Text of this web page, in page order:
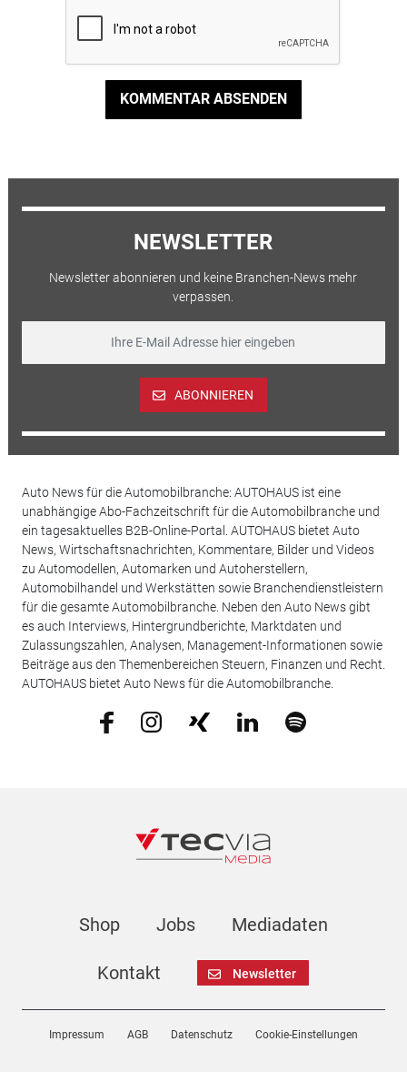
KOMMENTAR ABSENDEN
NEWSLETTER
Newsletter abonnieren und keine Branchen-News mehr
verpassen.
ABONNIEREN
Auto News für die Automobilbranche: AUTOHAUS ist eine
unabhängige Abo-Fachzeitschrift für die Automobilbranche und
ein tagesaktuelles B2B-Online-Portal. AUTOHAUS bietet Auto
News, Wirtschaftsnachrichten, Kommentare, Bilder und Videos
zu Automodellen, Automarken und Autoherstellern,
Automobilhandel und Werkstätten sowie Branchendienstleistern
für die gesamte Automobilbranche. Neben den Auto News gibt
es auch Interviews, Hintergrundberichte, Marktdaten und
Zulassungszahlen, Analysen, Management-Informationen sowie
Beiträge aus den Themenbereichen Steuern, Finanzen und Recht.
AUTOHAUS bietet Auto News für die Automobilbranche.
Shop Jobs Mediadaten
Kontakt Newsletter
Impressum AGB Datenschutz Cookie-Einstellungen